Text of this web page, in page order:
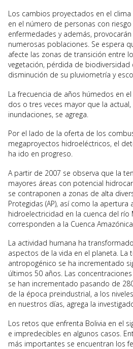
Los cambios proyectados en el
en el número de personas con
enfermedades y además,
numerosas poblaciones. Se espera
afecte las zonas de transición entre
vegetación, pérdida de biodiversidad
disminución de su pluviometría y
La frecuencia de años húmedos en
dos o tres veces mayor que la
inundaciones, se agrega.
Por el lado de la oferta de los
megaproyectos hidroeléctricos, el
ha ido en progreso.
A partir de 2007 se observa que la
mayores áreas con potencial
se contraponen a zonas de alta
Protegidas (AP), así como la
hidroelectricidad en la cuenca del río
corresponden a la Cuenca Amazónica.
La actividad humana ha
aspectos de la vida en el planeta. La
antropogénico se ha incrementado
últimos 50 años. Las
se han incrementado pasando de
de la época preindustrial, a los
en nuestros días, agrega la
Los retos que enfrenta Bolivia en el
e impredecibles en algunos casos.
más importantes se encuentran los